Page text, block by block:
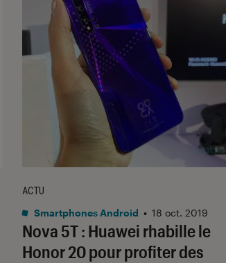
Nova 5T : Huawei rhabille le
Honor 20 pour profiter des
ACTU
Smartphones Android • 18 oct. 2019